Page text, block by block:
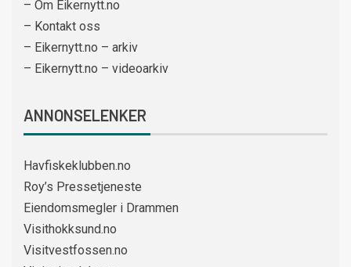
– Om Eikernytt.no
– Kontakt oss
– Eikernytt.no – arkiv
– Eikernytt.no – videoarkiv
ANNONSELENKER
Havfiskeklubben.no
Roy’s Pressetjeneste
Eiendomsmegler i Drammen
Visithokksund.no
Visitvestfossen.no